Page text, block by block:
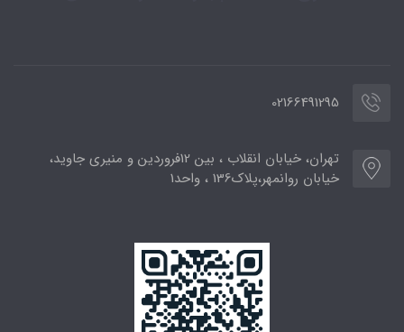
02166491295
تهران، خیابان انقلاب ، بین 12فروردین و منیری جاوید،
خیابان روانمهر،پلاک136 ، واحد1